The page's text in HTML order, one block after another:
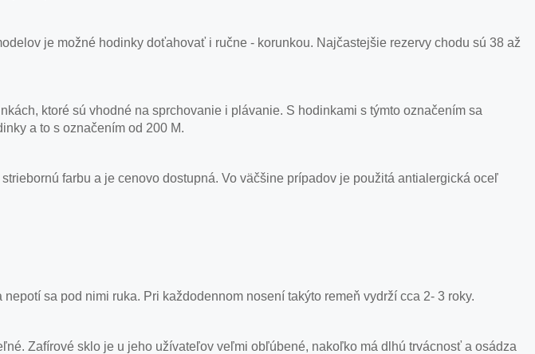
je možné hodinky doťahovať i ručne - korunkou. Najčastejšie rezervy chodu sú 38 až
ktoré sú vhodné na sprchovanie i plávanie. S hodinkami s týmto označením sa
a to s označením od 200 M.
farbu a je cenovo dostupná. Vo väčšine prípadov je použitá antialergická oceľ
sa pod nimi ruka. Pri každodennom nosení takýto remeň vydrží cca 2- 3 roky.
Zafírové sklo je u jeho užívateľov veľmi obľúbené, nakoľko má dlhú trvácnosť a osádza